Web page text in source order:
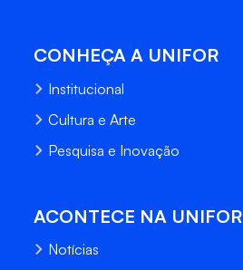
CONHEÇA A UNIFOR
Institucional
Cultura e Arte
Pesquisa e Inovação
ACONTECE NA UNIFOR
Notícias